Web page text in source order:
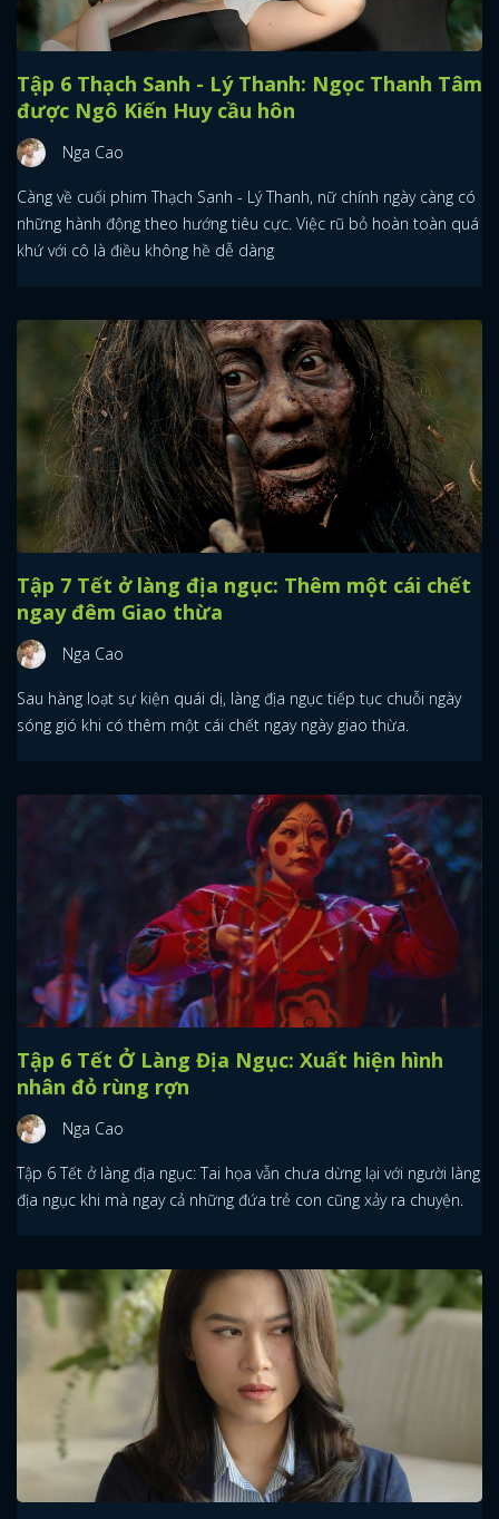
Tập 6 Thạch Sanh - Lý Thanh: Ngọc Thanh Tâm
được Ngô Kiến Huy cầu hôn
Nga Cao
Càng về cuối phim Thạch Sanh - Lý Thanh, nữ chính ngày càng có
những hành động theo hướng tiêu cực. Việc rũ bỏ hoàn toàn quá
khứ với cô là điều không hề dễ dàng
Tập 7 Tết ở làng địa ngục: Thêm một cái chết
ngay đêm Giao thừa
Nga Cao
Sau hàng loạt sự kiện quái dị, làng địa ngục tiếp tục chuỗi ngày
sóng gió khi có thêm một cái chết ngay ngày giao thừa.
Tập 6 Tết Ở Làng Địa Ngục: Xuất hiện hình
nhân đỏ rùng rợn
Nga Cao
Tập 6 Tết ở làng địa ngục: Tai họa vẫn chưa dừng lại với người làng
địa ngục khi mà ngay cả những đứa trẻ con cũng xảy ra chuyện.